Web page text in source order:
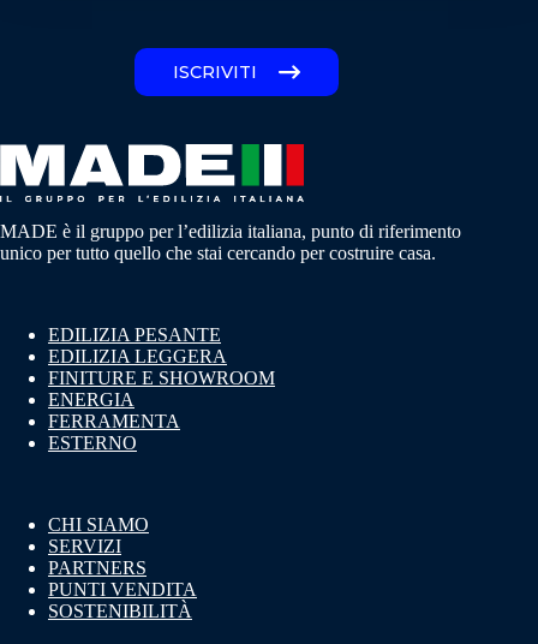
ISCRIVITI
MADE è il gruppo per l’edilizia italiana, punto di riferimento
unico per tutto quello che stai cercando per costruire casa.
EDILIZIA PESANTE
EDILIZIA LEGGERA
FINITURE E SHOWROOM
ENERGIA
FERRAMENTA
ESTERNO
CHI SIAMO
SERVIZI
PARTNERS
PUNTI VENDITA
SOSTENIBILITÀ